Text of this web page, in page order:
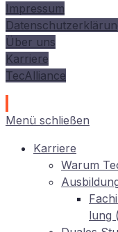
Impressum
Über uns
Karriere
TecAlliance
Menü schließen
Kar­rie­re
War­um
lung